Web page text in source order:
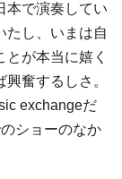
本で演奏してい
たし、いまは自
が本当に嬉く
奮するしさ。
exchangeだ
ショーのなか